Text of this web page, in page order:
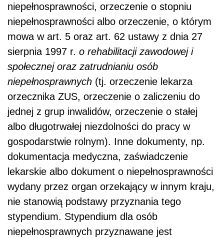
niepełnosprawności, orzeczenie o stopniu
niepełnosprawności albo orzeczenie, o którym
mowa w art. 5 oraz art. 62 ustawy z dnia 27
sierpnia 1997 r. o rehabilitacji zawodowej i
społecznej oraz zatrudnianiu osób
niepełnosprawnych (tj. orzeczenie lekarza
orzecznika ZUS, orzeczenie o zaliczeniu do
jednej z grup inwalidów, orzeczenie o stałej
albo długotrwałej niezdolności do pracy w
gospodarstwie rolnym). Inne dokumenty, np.
dokumentacja medyczna, zaświadczenie
lekarskie albo dokument o niepełnosprawności
wydany przez organ orzekający w innym kraju,
nie stanowią podstawy przyznania tego
stypendium. Stypendium dla osób
niepełnosprawnych przyznawane jest